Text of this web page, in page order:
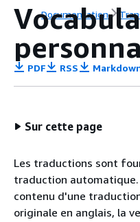
Documentation
PDF RSS
Sur cette page
Les traductions sont
traduction
contenu d'une
originale en anglais, la